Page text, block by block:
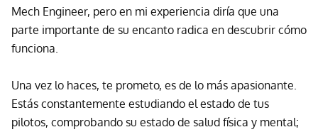
Mech Engineer, pero en mi experiencia diría que una
parte importante de su encanto radica en descubrir cómo
funciona.
Una vez lo haces, te prometo, es de lo más apasionante.
Estás constantemente estudiando el estado de tus
pilotos, comprobando su estado de salud física y mental;